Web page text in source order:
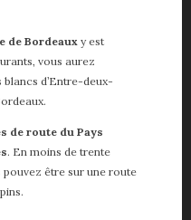
de Bordeaux y est
vous aurez
d’Entre-deux-
de route du Pays
. En moins de trente
être sur une route